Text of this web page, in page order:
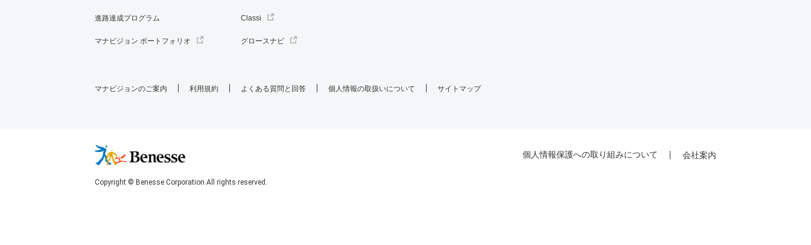
進路達成プログラム
マナビジョン ポートフォリオ
Classi
グロースナビ
マナビジョンのご案内 利用規約 よくある質問と回答 個人情報の取扱いについて サイトマップ
個人情報保護への取り組みについて 会社案内
Copyright © Benesse Corporation All rights reserved.